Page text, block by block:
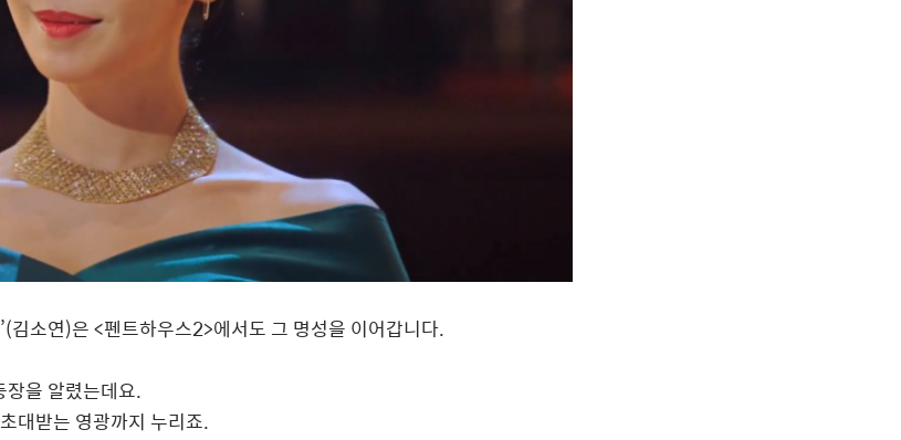
’(김소연)은<펜트하우스2>에서도 그 명성을 이어갑니다.
을 알렸는데요.
대받는 영광까지 누리죠.